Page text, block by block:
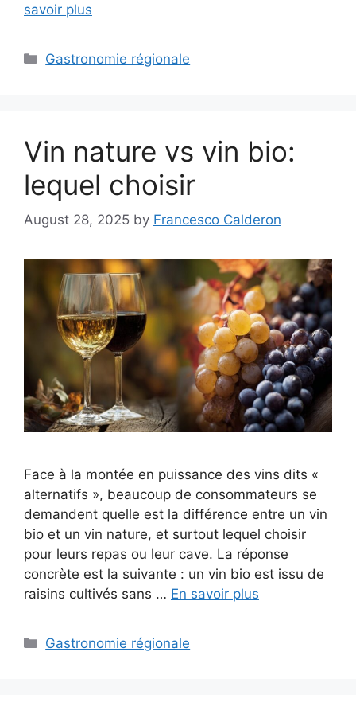
savoir plus
Categories
Gastronomie régionale
Vin nature vs vin bio:
lequel choisir
August 28, 2025 by Francesco Calderon
Face à la montée en puissance des vins dits «
alternatifs », beaucoup de consommateurs se
demandent quelle est la différence entre un vin
bio et un vin nature, et surtout lequel choisir
pour leurs repas ou leur cave. La réponse
concrète est la suivante : un vin bio est issu de
raisins cultivés sans … En savoir plus
Categories
Gastronomie régionale